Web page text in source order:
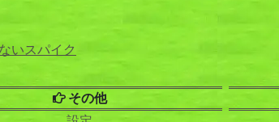
いスパイク
その他